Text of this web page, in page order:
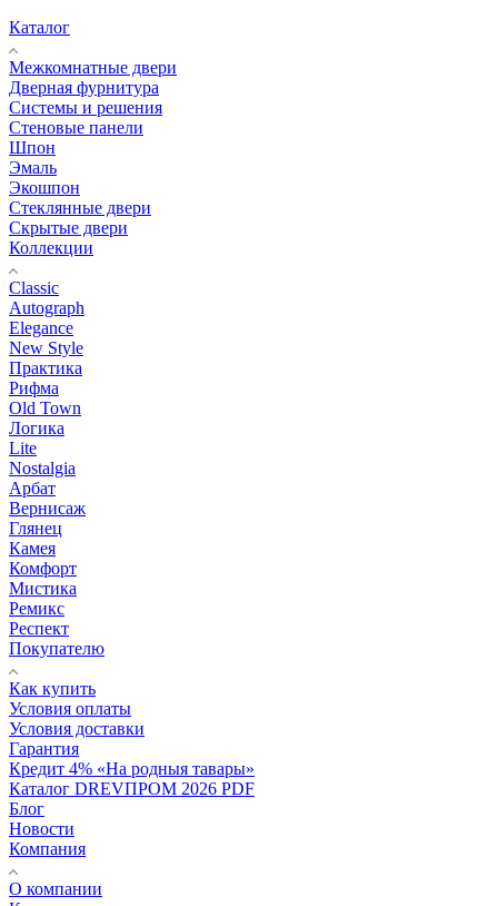
Каталог
Межкомнатные двери
Дверная фурнитура
Системы и решения
Стеновые панели
Шпон
Эмаль
Экошпон
Стеклянные двери
Скрытые двери
Коллекции
Classic
Autograph
Elegance
New Style
Практика
Рифма
Old Town
Логика
Lite
Nostalgia
Арбат
Вернисаж
Глянец
Камея
Комфорт
Мистика
Ремикс
Респект
Покупателю
Как купить
Условия оплаты
Условия доставки
Гарантия
Кредит 4% «На родныя тавары»
Каталог DREVПРОМ 2026 PDF
Блог
Новости
Компания
О компании